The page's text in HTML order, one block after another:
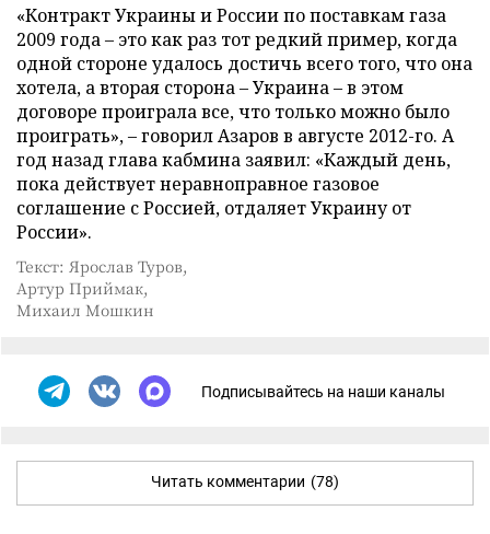
«Контракт Украины и России по поставкам газа
2009 года – это как раз тот редкий пример, когда
одной стороне удалось достичь всего того, что она
хотела, а вторая сторона – Украина – в этом
договоре проиграла все, что только можно было
проиграть», – говорил Азаров в августе 2012-го. А
год назад глава кабмина заявил: «Каждый день,
пока действует неравноправное газовое
соглашение с Россией, отдаляет Украину от
России».
Текст: Ярослав Туров,
Артур Приймак,
Михаил Мошкин
Подписывайтесь на наши каналы
Читать комментарии (78)